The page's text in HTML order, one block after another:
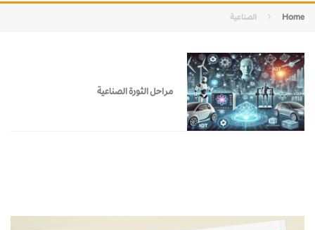
Home الصناعية
مراحل الثورة الصناعية